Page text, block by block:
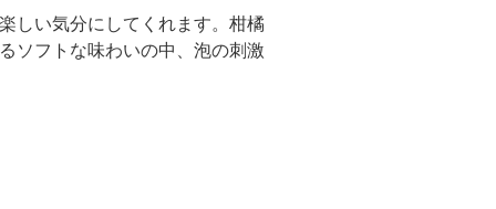
しい気分にしてくれます。柑橘
ソフトな味わいの中、泡の刺激